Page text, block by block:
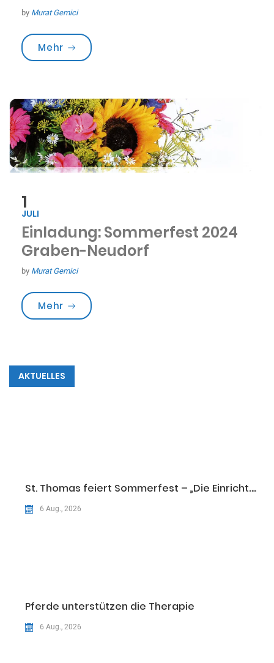
by Murat Gemici
Mehr „(2024) Sommerfest Graben Neudorf“
1
JULI
Einladung: Sommerfest 2024
Graben-Neudorf
by Murat Gemici
Mehr „Einladung: Sommerfest 2024 Graben-
AKTUELLES
St. Thomas feiert Sommerfest – „Die Einrichtung gehört fest zu Graben-Neudorf“
6 Aug., 2026
Pferde unterstützen die Therapie
6 Aug., 2026